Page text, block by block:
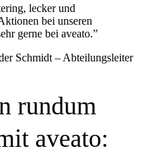
lecker und
bei unseren
gerne bei aveato.”
Schmidt – Abteilungsleiter
rundum
aveato: